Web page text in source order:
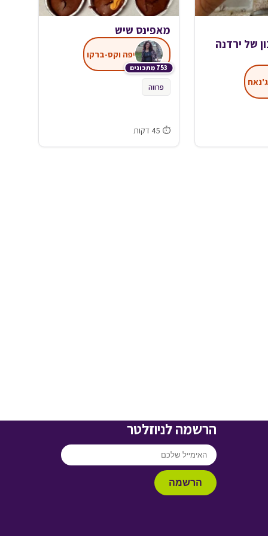
של ירדנה
מאפינס שיש
753 מתכונים
יפה וקס-ברקו
פרווה
⏱ 45 דקות
הרשמה לניוזלטר
הרשמה